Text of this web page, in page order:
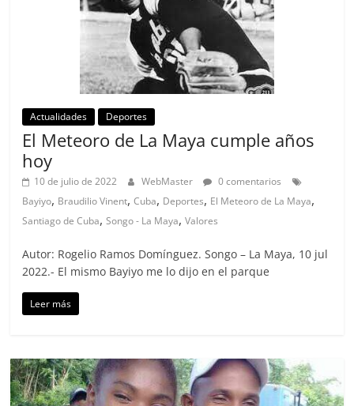
Actualidades Deportes
El Meteoro de La Maya cumple años
hoy
10 de julio de 2022 WebMaster
0 comentarios
Bayiyo, Braudilio Vinent,Cuba, Deportes, El Meteoro de La Maya,
Santiago de Cuba,Songo - La Maya,Valores
Autor: Rogelio Ramos Domínguez. Songo – La Maya, 10 jul
2022.- El mismo Bayiyo me lo dijo en el parque
Leer más